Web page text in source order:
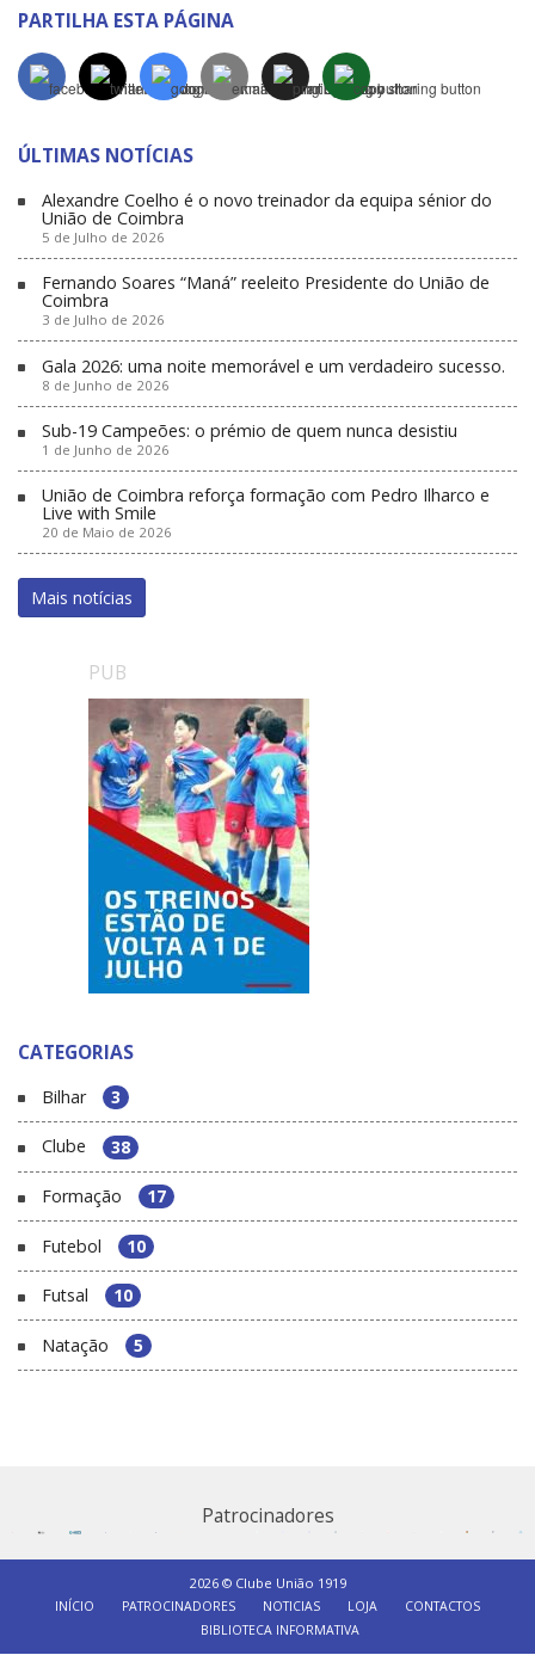
PARTILHA ESTA PÁGINA
ÚLTIMAS NOTÍCIAS
Alexandre Coelho é o novo treinador da equipa sénior do
União de Coimbra
5 de Julho de 2026
Fernando Soares “Maná” reeleito Presidente do União de
Coimbra
3 de Julho de 2026
Gala 2026: uma noite memorável e um verdadeiro sucesso.
8 de Junho de 2026
Sub-19 Campeões: o prémio de quem nunca desistiu
1 de Junho de 2026
União de Coimbra reforça formação com Pedro Ilharco e
Live with Smile
20 de Maio de 2026
Mais notícias
PUB
CATEGORIAS
Bilhar 3
Clube 38
Formação 17
Futebol 10
Futsal 10
Natação 5
Patrocinadores
2026 © Clube União 1919
INÍCIO PATROCINADORES NOTICIAS LOJA
CONTACTOS
BIBLIOTECA INFORMATIVA